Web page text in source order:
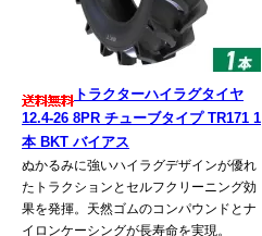
トラクターハイラグタイヤ
12.4-26 8PR チューブタイプ TR171 1
本 BKT バイアス
ぬかるみに強いハイラグデザインが優れ
たトラクションとセルフクリーニング効
果を発揮。天然ゴムのコンパウンドとナ
イロンケーシングが長寿命を実現。